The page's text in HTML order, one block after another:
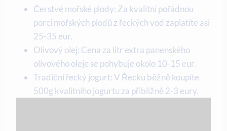
Čerstvé mořské plody: Za kvalitní pořádnou
porci mořských plodů z řeckých vod zaplatíte asi
25-35 eur.
Olivový olej: Cena za litr extra panenského
olivového oleje se pohybuje okolo 10-15 eur.
Tradiční řecký jogurt: V Řecku běžně koupíte
500g kvalitního jogurtu za přibližně 2-3 eury.